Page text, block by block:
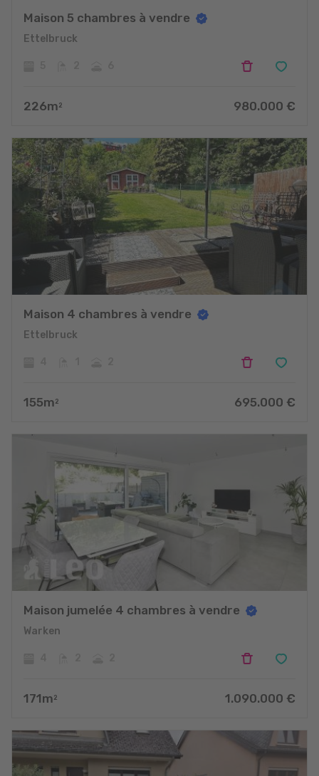
Maison 5 chambres à vendre
Ettelbruck
226m 2 980.000 €
Maison 4 chambres à vendre
Ettelbruck
155m 2 695.000 €
Maison jumelée 4 chambres à vendre
Warken
171m 2 1.090.000 €